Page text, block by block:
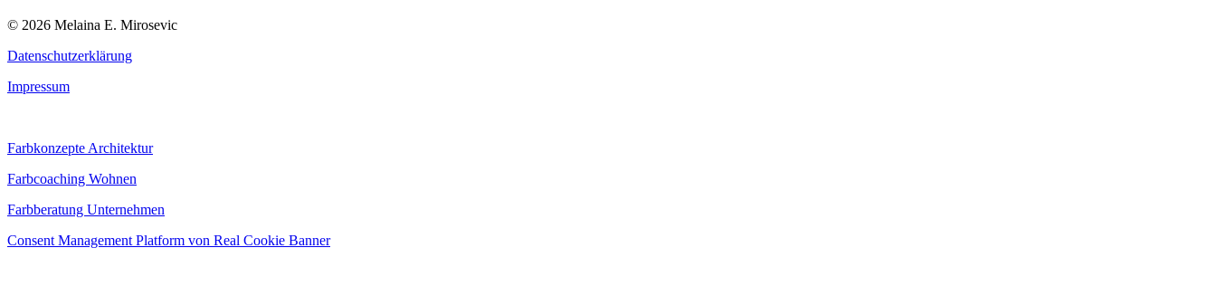
© 2026 Melaina E. Mirosevic
Datenschutzerklärung
Impressum
Farbkonzepte Architektur
Farbcoaching Wohnen
Farbberatung Unternehmen
Consent Management Platform von Real Cookie Banner